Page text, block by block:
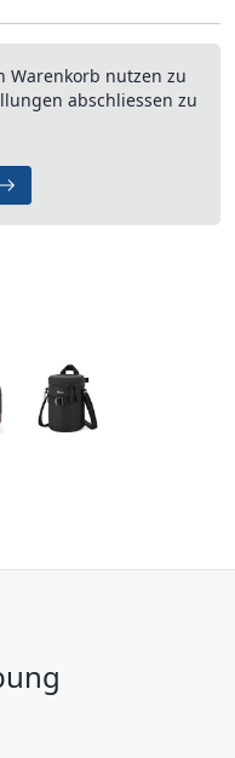
Warenkorb nutzen zu
abschliessen zu